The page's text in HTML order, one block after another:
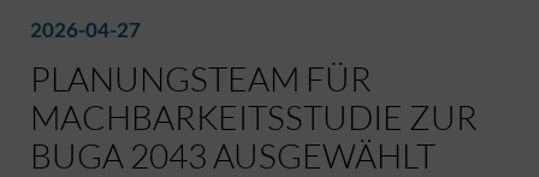
2026-04-27
PLANUNGSTEAM FÜR
MACHBARKEITSSTUDIE ZUR
BUGA 2043 AUSGEWÄHLT